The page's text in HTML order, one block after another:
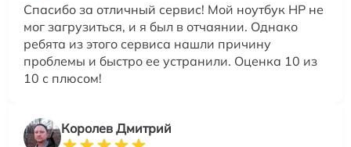
Спасибо за отличный сервис! Мой ноутбук HP не
мог загрузиться, и я был в отчаянии. Однако
ребята из этого сервиса нашли причину
проблемы и быстро ее устранили. Оценка 10 из
10 с плюсом!
Королев Дмитрий